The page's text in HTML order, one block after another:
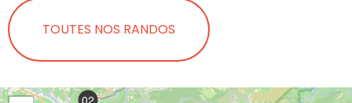
TOUTES NOS RANDOS
02